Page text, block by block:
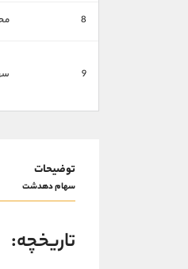
8
9
توضیحات
سهام دهدشت
تاریخچه: